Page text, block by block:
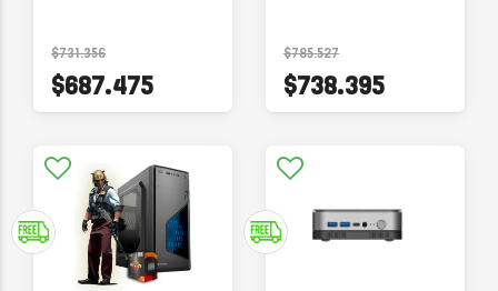
$731.356
$687.475
$785.527
$738.395